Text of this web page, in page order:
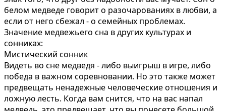
белом медведе говорит о разочарованиях в любви, а
если от него сбежал - о семейных проблемах.
Значение медвежьего сна в других культурах и
сонниках:
Мистический сонник
Видеть во сне медведя - либо выигрыш в игре, либо
победа в важном соревновании. Но это также может
предвещать ненадежные человеческие отношения и
ложную лесть. Когда вам снится, что на вас напал